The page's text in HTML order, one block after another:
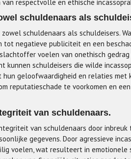
respectvolle en ethische
schuldenaars als
schuldenaars als schuldeisers.
negatieve publiciteit en een
voelen van onethisch
kunnen schuldeisers die wilde
geloofwaardigheid en relaties met
reputatieschade te voorkomen en
van schuldenaars.
van schuldenaars door inbreuk
gegevens. Door agressieve
voelen, wat resulteert in